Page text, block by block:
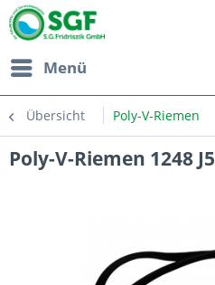
Menü
Übersicht Poly-V-Riemen
Poly-V-Riemen 1248